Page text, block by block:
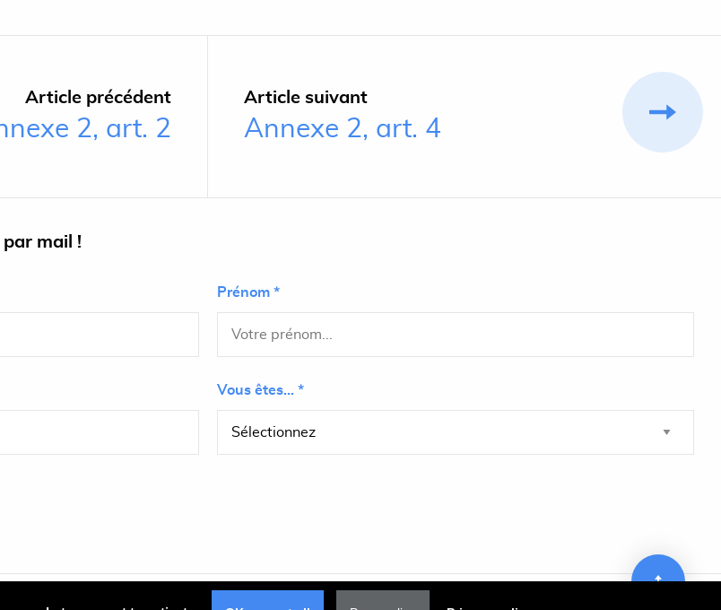
Article précédent
2, art. 2
Article suivant
Annexe 2, art. 4
mail !
Prénom *
Vous êtes... *